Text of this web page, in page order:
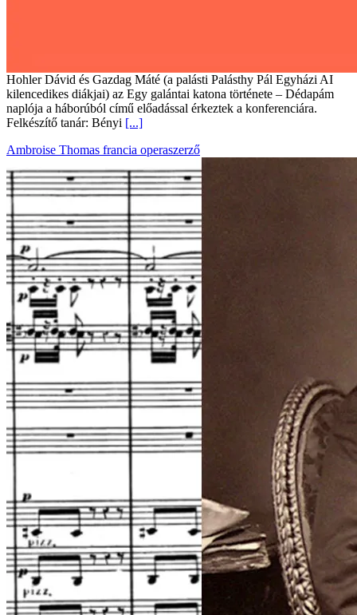
Hohler Dávid és Gazdag Máté (a palásti Palásthy Pál Egyházi AI
kilencedikes diákjai) az Egy galántai katona története – Dédapám
naplója a háborúból című előadással érkeztek a konferenciára.
Felkészítő tanár: Bényi [...]
Ambroise Thomas francia operaszerző